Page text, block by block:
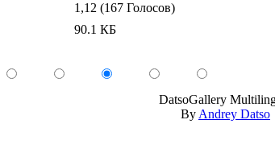
1,12 (167 Голосов)
90.1 КБ
DatsoGallery
By Andrey Datso